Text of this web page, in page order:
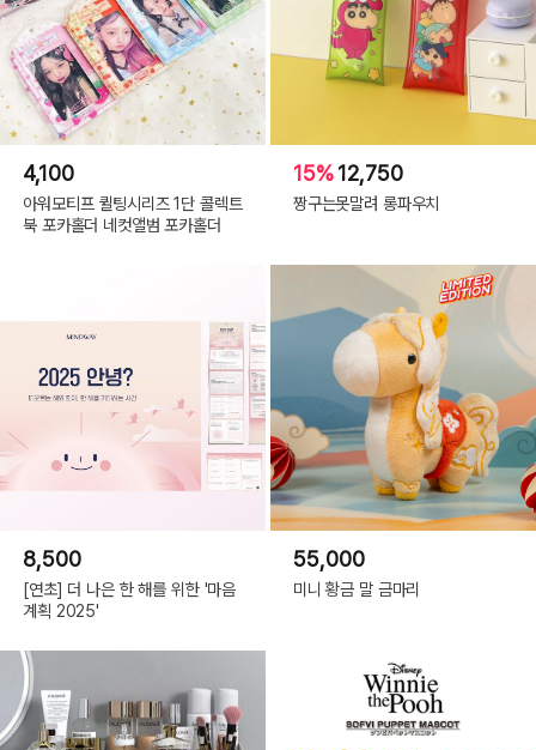
4,100
아워모티프 퀼팅시리즈 1단 콜렉트
북 포카홀더 네컷앨범 포카홀더
15%12,750
짱구는못말려 롱파우치
8,500
[연초] 더 나은 한 해를 위한 '마음
계획 2025'
55,000
미니 황금 말 금마리